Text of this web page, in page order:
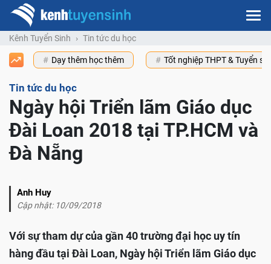
Kênh Tuyển Sinh Tin tức du học
Dạy thêm học thêm Tốt nghiệp THPT & Tuyển
Tin tức du học
Ngày hội Triển lãm Giáo dục
Đài Loan 2018 tại TP.HCM và
Đà Nẵng
Anh Huy
Cập nhật: 10/09/2018
Với sự tham dự của gần 40 trường đại học uy tín
hàng đầu tại Đài Loan, Ngày hội Triển lãm Giáo dục